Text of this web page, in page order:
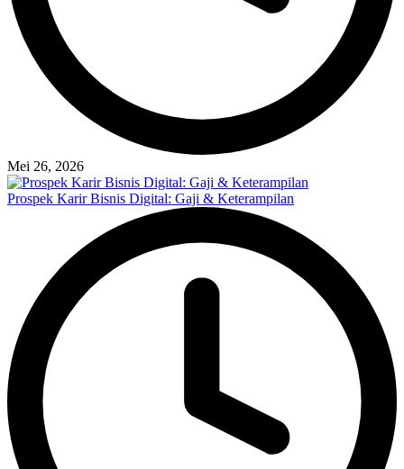
Mei 26, 2026
Prospek Karir Bisnis Digital: Gaji & Keterampilan